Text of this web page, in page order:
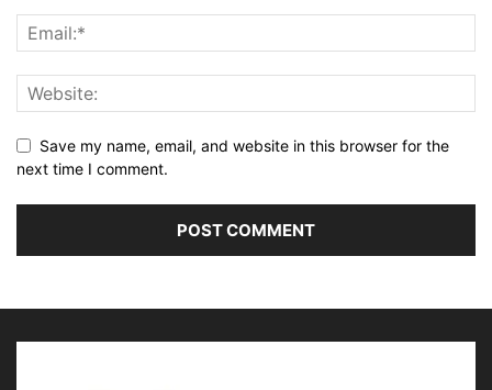
Save my name, email, and website in this browser for the
next time I comment.